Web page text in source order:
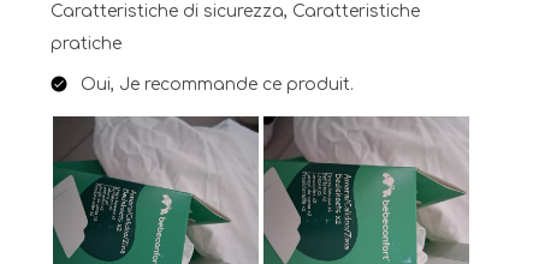
Caratteristiche di sicurezza, Caratteristiche
pratiche
Oui, Je recommande ce produit.